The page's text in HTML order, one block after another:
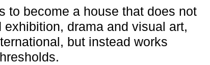
to become a house that does not
exhibition, drama and visual art,
but instead works